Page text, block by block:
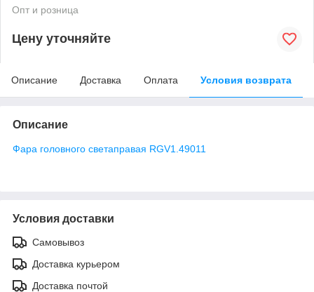
Опт и розница
Цену уточняйте
Описание Доставка Оплата Условия возврата
Описание
Фара головного светаправая RGV1.49011
Условия доставки
Самовывоз
Доставка курьером
Доставка почтой